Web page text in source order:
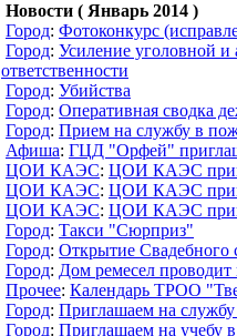
Новости ( Январь 2014 )
Город: Фотоконкурс
Город: Усиление уголовной и
ответственности
Город: Убийства
Город: Оперативная сводка
Город: Прием на службу в
Афиша: ГЦД "Орфей"
ЦОИ КАЭС: ЦОИ КАЭС
ЦОИ КАЭС: ЦОИ КАЭС
ЦОИ КАЭС: ЦОИ КАЭС
Город: Такси "Сюрприз"
Город: Открытие Свадебного
Город: Дом ремесел
Прочее: Календарь ТРОО
Город: Приглашаем на
Город: Приглашаем на учебу